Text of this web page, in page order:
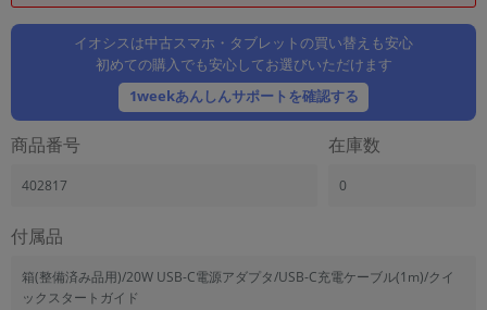
イオシスは中古スマホ・タブレットの買い替えも安心
初めての購入でも安心してお選びいただけます
1weekあんしんサポートを確認する
商品番号
402817
在庫数
0
付属品
箱(整備済み品用)/20W USB-C電源アダプタ/USB-C充電ケーブル(1m)/クイ
ックスタートガイド
メーカー
製造、販売メーカーの絞り込み
機能・特徴
商品の搭載機能による絞り込み
商品状態の絞り込み
「新品」「未使用」「中古」など